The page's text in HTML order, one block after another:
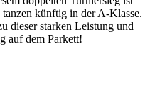
künftig in der A-Klasse.
dieser starken Leistung und
auf dem Parkett!